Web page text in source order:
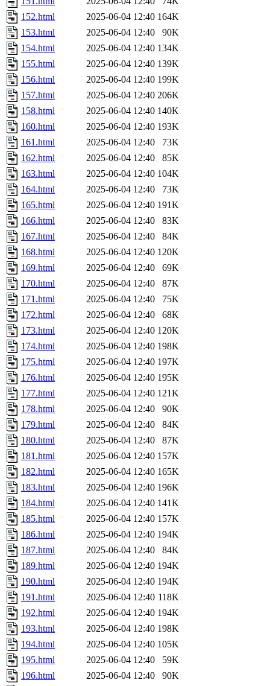
152.html
2025-06-04 12:40 164K
153.html
2025-06-04 12:40
90K
154.html
2025-06-04 12:40 134K
155.html
2025-06-04 12:40 139K
156.html
2025-06-04 12:40 199K
157.html
2025-06-04 12:40 206K
158.html
2025-06-04 12:40 140K
160.html
2025-06-04 12:40 193K
161.html
2025-06-04 12:40
73K
162.html
2025-06-04 12:40
85K
163.html
2025-06-04 12:40 104K
164.html
2025-06-04 12:40
73K
165.html
2025-06-04 12:40 191K
166.html
2025-06-04 12:40
83K
167.html
2025-06-04 12:40
84K
168.html
2025-06-04 12:40 120K
169.html
2025-06-04 12:40
69K
170.html
2025-06-04 12:40
87K
171.html
2025-06-04 12:40
75K
172.html
2025-06-04 12:40
68K
173.html
2025-06-04 12:40 120K
174.html
2025-06-04 12:40 198K
175.html
2025-06-04 12:40 197K
176.html
2025-06-04 12:40 195K
177.html
2025-06-04 12:40 121K
178.html
2025-06-04 12:40
90K
179.html
2025-06-04 12:40
84K
180.html
2025-06-04 12:40
87K
181.html
2025-06-04 12:40 157K
182.html
2025-06-04 12:40 165K
183.html
2025-06-04 12:40 196K
184.html
2025-06-04 12:40 141K
185.html
2025-06-04 12:40 157K
186.html
2025-06-04 12:40 194K
187.html
2025-06-04 12:40
84K
189.html
2025-06-04 12:40 194K
190.html
2025-06-04 12:40 194K
191.html
2025-06-04 12:40 118K
192.html
2025-06-04 12:40 194K
193.html
2025-06-04 12:40 198K
194.html
2025-06-04 12:40 105K
195.html
2025-06-04 12:40
59K
196.html
2025-06-04 12:40
90K